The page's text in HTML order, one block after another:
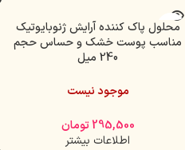
محلول پاک کننده آرایش ژنوبایوتیک
مناسب پوست خشک و حساس حجم
240 میل
موجود نیست
295,500 تومان
اطلاعات بیشتر